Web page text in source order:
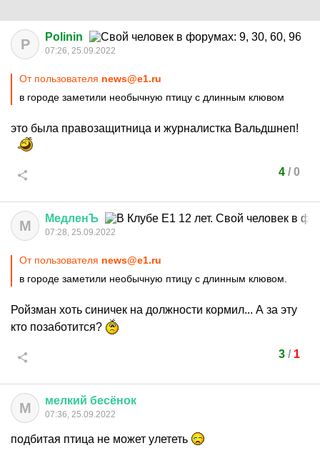
P Polinin
07:26, 25.09.2022
От пользователя news@e1.ru
в городе заметили необычную птицу с длинным клювом
это была правозащитница и журналистка Вальдшнеп!
4/ 0
М МедленЪ
07:28, 25.09.2022
От пользователя news@e1.ru
в городе заметили необычную птицу с длинным клювом.
Ройзман хоть синичек на должности кормил... А за эту
кто позаботится?
3/ 1
М мелкий бесёнок
07:36, 25.09.2022
подбитая птица не может улететь